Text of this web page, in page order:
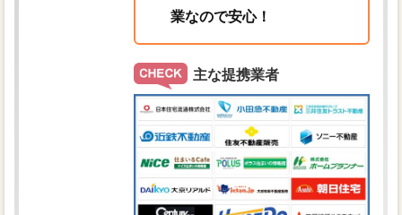
業なので安心！
主な提携業者